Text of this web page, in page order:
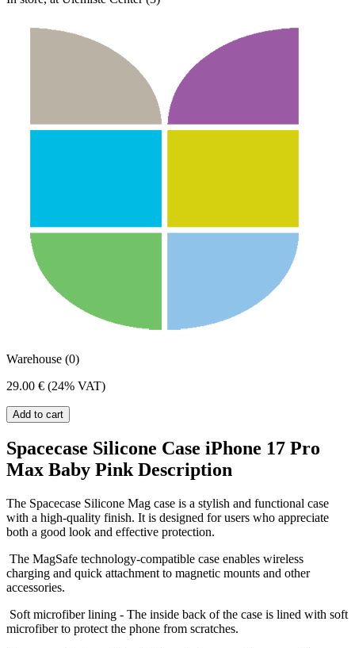
Warehouse (0)
29.00 € (24% VAT)
Add to cart
Spacecase Silicone Case iPhone 17 Pro
Max Baby Pink Description
The Spacecase Silicone Mag case is a stylish and functional case
with a high-quality finish. It is designed for users who appreciate
both a good look and effective protection.
The MagSafe technology-compatible case enables wireless
charging and quick attachment to magnetic mounts and other
accessories.
Soft microfiber lining - The inside back of the case is lined with soft
microfiber to protect the phone from scratches.